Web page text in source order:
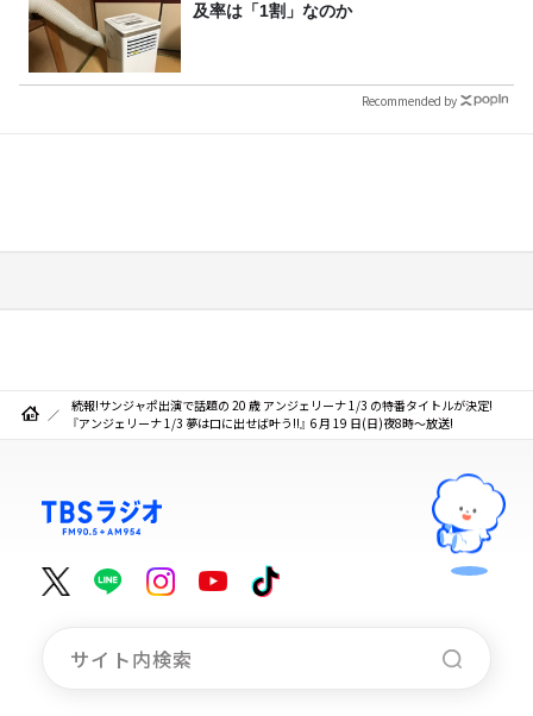
及率は「1割」なのか
Recommended by
続報!サンジャポ出演で話題の 20 歳 アンジェリーナ 1/3 の特番タイトルが決定!
『アンジェリーナ 1/3 夢は口に出せば叶う!!』 6 月 19 日(日)夜8時～放送!